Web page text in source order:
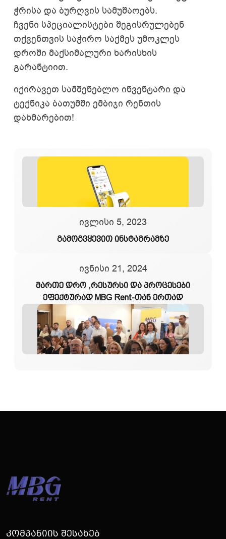
ჭრისა და ბურღვის სამუშაოებს.
ჩვენი სპეციალისტები შეგისრულებენ
თქვენთვის საჭირო საქმეს უმოკლეს
დროში მაქსიმალური ხარისხის
გარანტიით.
იქირავეთ სამშენებლო ინვენტარი და
ტექნიკა ბათუმში ემბიჯი რენთის
დახმარებით!
ივლისი 5, 2023
გამოგვყევით ინსტაგრამზე
ივნისი 21, 2024
მართე დრო ,რესურსი და პროცესები
ეფექტურად MBG Rent-თან ერთად
Კომპანიის Შესახებ